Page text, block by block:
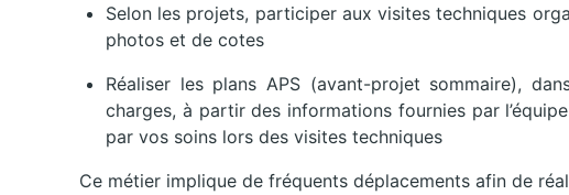
Selon les projets, participer aux visites techniques
photos et de cotes
Réaliser les plans APS (avant-projet sommaire),
charges, à partir des informations fournies par
par vos soins lors des visites techniques
Ce métier implique de fréquents déplacements afin de